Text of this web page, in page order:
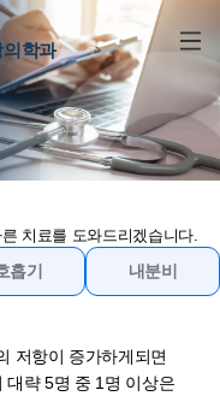
의학과
치료를 도와드리겠습니다.
흡기 내분비
저항이 증가하게되면
대략 5명 중 1명 이상은